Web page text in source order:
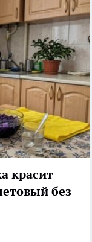
красит
без